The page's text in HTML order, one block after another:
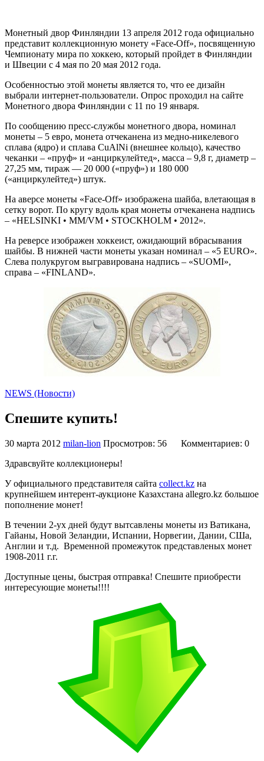
Монетный двор Финляндии 13 апреля 2012 года официально
представит коллекционную монету «Face-Off», посвященную
Чемпионату мира по хоккею, который пройдет в Финляндии
и Швеции с 4 мая по 20 мая 2012 года.
Особенностью этой монеты является то, что ее дизайн
выбрали интернет-пользователи. Опрос проходил на сайте
Монетного двора Финляндии с 11 по 19 января.
По сообщению пресс-службы монетного двора, номинал
монеты – 5 евро, монета отчеканена из медно-никелевого
сплава (ядро) и сплава CuAlNi (внешнее кольцо), качество
чеканки – «пруф» и «анциркулейтед», масса – 9,8 г, диаметр –
27,25 мм, тираж — 20 000 («пруф») и 180 000
(«анциркулейтед») штук.
На аверсе монеты «Face-Off» изображена шайба, влетающая в
сетку ворот. По кругу вдоль края монеты отчеканена надпись
– «HELSINKI • MM/VM • STOCKHOLM • 2012».
На реверсе изображен хоккеист, ожидающий вбрасывания
шайбы. В нижней части монеты указан номинал – «5 EURO».
Слева полукругом выгравирована надпись – «SUOMI»,
справа – «FINLAND».
NEWS (Новости)
Спешите купить!
30 марта 2012 milan-lion Просмотров: 56 Комментариев: 0
Здравсвуйте коллекционеры!
У официального представителя сайта collect.kz на
крупнейшем интерент-аукционе Казахстана allegro.kz большое
пополнение монет!
В течении 2-ух дней будут вытсавлены монеты из Ватикана,
Гайаны, Новой Зеландии, Испании, Норвегии, Дании, СШа,
Англии и т.д. Временной промежуток представленых монет
1908-2011 г.г.
Доступные цены, быстрая отправка! Спешите приобрести
интересующие монеты!!!!